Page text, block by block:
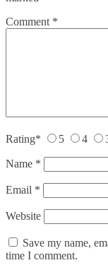
Comment *
Rating* 5 4
Name *
Email *
Website
Save my name,
time I comment.